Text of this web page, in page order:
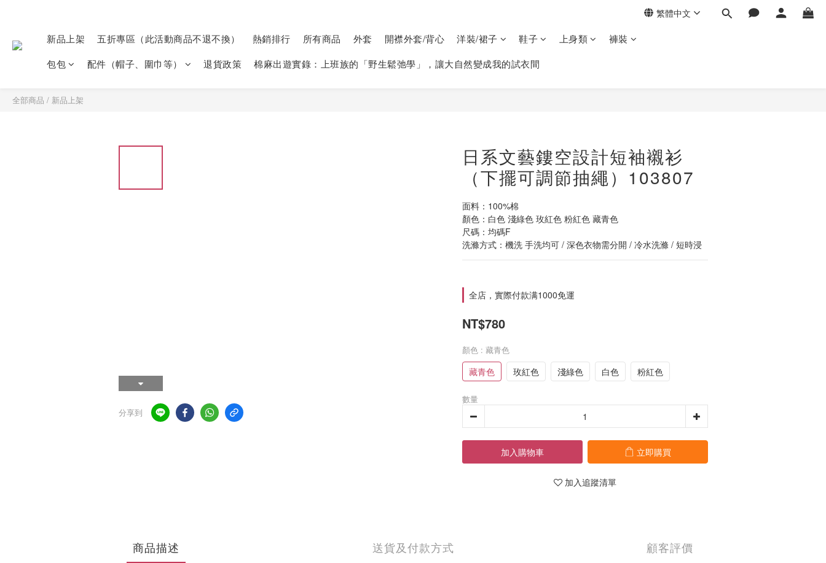
繁體中文
新品上架 五折專區（此活動商品不退不換） 熱銷排行 所有商品 外套 開襟外套/背心 洋裝/裙子 鞋子 上身類
褲裝
包包
配件（帽子、圍巾等） 退貨政策 棉麻出遊實錄：上班族的「野生鬆弛學」，讓大自然變成我的試衣間
全部商品 / 新品上架
分享到
日系文藝鏤空設計短袖襯衫
（下擺可調節抽繩）103807
面料：100%棉
顏色：白色 淺綠色 玫紅色 粉紅色 藏青色
尺碼：均碼F
洗滌方式：機洗 手洗均可 / 深色衣物需分開 / 冷水洗滌 / 短時浸
全店，實際付款满1000免運
NT$780
顏色 : 藏青色
藏青色 玫紅色 淺綠色 白色 粉紅色
數量
加入購物車 立即購買
加入追蹤清單
商品描述 送貨及付款方式 顧客評價